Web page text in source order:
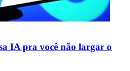
IA pra você não largar o